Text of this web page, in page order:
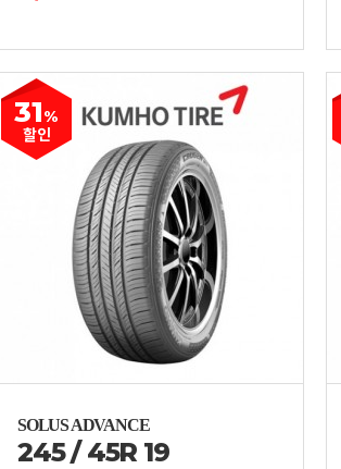
31%
할인
SOLUS ADVANCE
245/45R 19